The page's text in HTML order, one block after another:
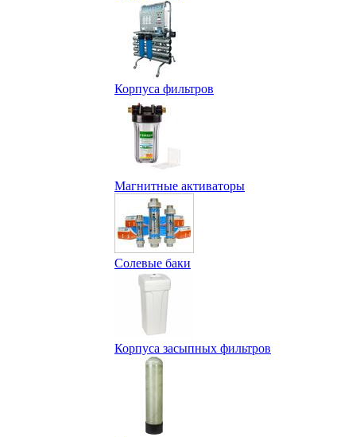
Корпуса фильтров
Магнитные активаторы
Солевые баки
Корпуса засыпных фильтров